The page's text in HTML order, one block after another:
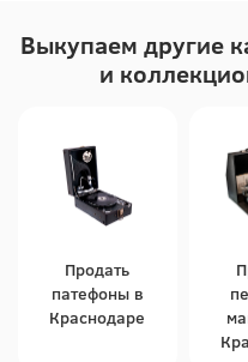
Выкупаем другие
и
Продать
патефоны в
Краснодаре